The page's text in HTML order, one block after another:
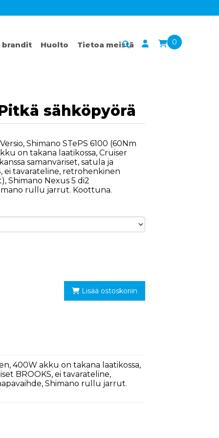
brandit Huolto Tietoa meistä 0
sähköpyörä
Shimano STePS 6100 (60Nm
on takana laatikossa, Cruiser
samanväriset, satula ja
ei tavarateline, retrohenkinen
Shimano Nexus 5 di2
rullu jarrut. Koottuna.
Lisää ostoskoriin
400W akku on takana laatikossa,
BROOKS, ei tavarateline,
Shimano rullu jarrut.